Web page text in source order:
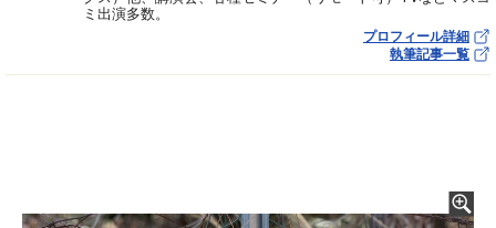
ミ出演多数。
プロフィール詳細
執筆記事一覧